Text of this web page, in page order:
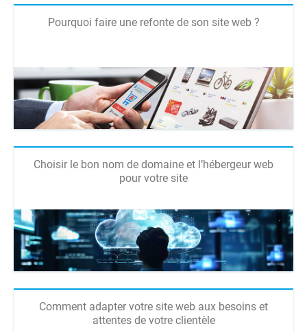
Pourquoi faire une refonte de son site web ?
Choisir le bon nom de domaine et l’hébergeur web
pour votre site
Comment adapter votre site web aux besoins et
attentes de votre clientèle